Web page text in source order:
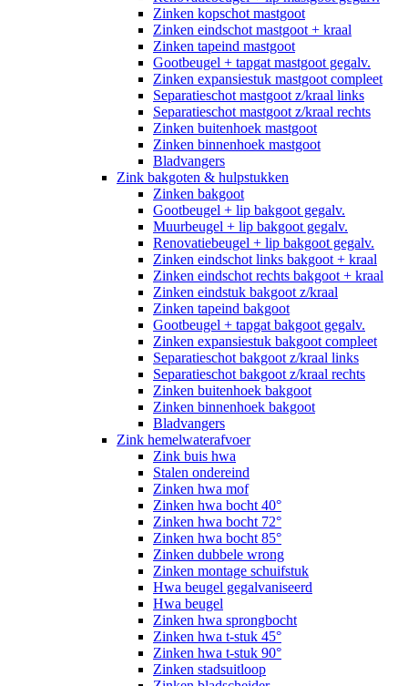
Zinken kopschot mastgoot
Zinken eindschot mastgoot + kraal
Zinken tapeind mastgoot
Gootbeugel + tapgat mastgoot gegalv.
Zinken expansiestuk mastgoot compleet
Separatieschot mastgoot z/kraal links
Separatieschot mastgoot z/kraal rechts
Zinken buitenhoek mastgoot
Zinken binnenhoek mastgoot
Bladvangers
Zink bakgoten & hulpstukken
Zinken bakgoot
Gootbeugel + lip bakgoot gegalv.
Muurbeugel + lip bakgoot gegalv.
Renovatiebeugel + lip bakgoot gegalv.
Zinken eindschot links bakgoot + kraal
Zinken eindschot rechts bakgoot + kraal
Zinken eindstuk bakgoot z/kraal
Zinken tapeind bakgoot
Gootbeugel + tapgat bakgoot gegalv.
Zinken expansiestuk bakgoot compleet
Separatieschot bakgoot z/kraal links
Separatieschot bakgoot z/kraal rechts
Zinken buitenhoek bakgoot
Zinken binnenhoek bakgoot
Bladvangers
Zink hemelwaterafvoer
Zink buis hwa
Stalen ondereind
Zinken hwa mof
Zinken hwa bocht 40°
Zinken hwa bocht 72°
Zinken hwa bocht 85°
Zinken dubbele wrong
Zinken montage schuifstuk
Hwa beugel gegalvaniseerd
Hwa beugel
Zinken hwa sprongbocht
Zinken hwa t-stuk 45°
Zinken hwa t-stuk 90°
Zinken stadsuitloop